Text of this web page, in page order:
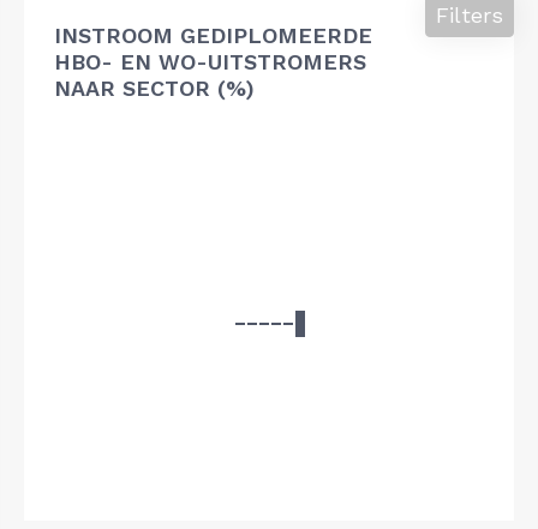
INSTROOM GEDIPLOMEERDE
HBO- EN WO-UITSTROMERS
NAAR SECTOR (%)
Filters